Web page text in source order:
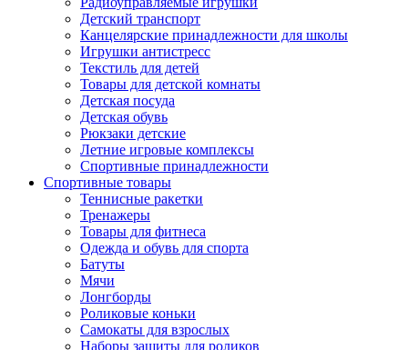
Детский транспорт
Канцелярские принадлежности для школы
Игрушки антистресс
Текстиль для детей
Товары для детской комнаты
Детская посуда
Детская обувь
Рюкзаки детские
Летние игровые комплексы
Спортивные принадлежности
Спортивные товары
Теннисные ракетки
Тренажеры
Товары для фитнеса
Одежда и обувь для спорта
Батуты
Мячи
Лонгборды
Роликовые коньки
Самокаты для взрослых
Наборы защиты для роликов